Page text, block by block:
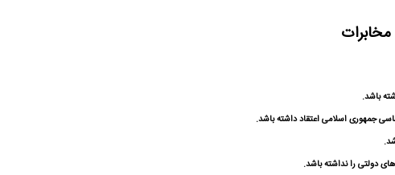
باشد.
جمهوری اسلامی اعتقاد داشته باشد.
دولتی را نداشته باشد.